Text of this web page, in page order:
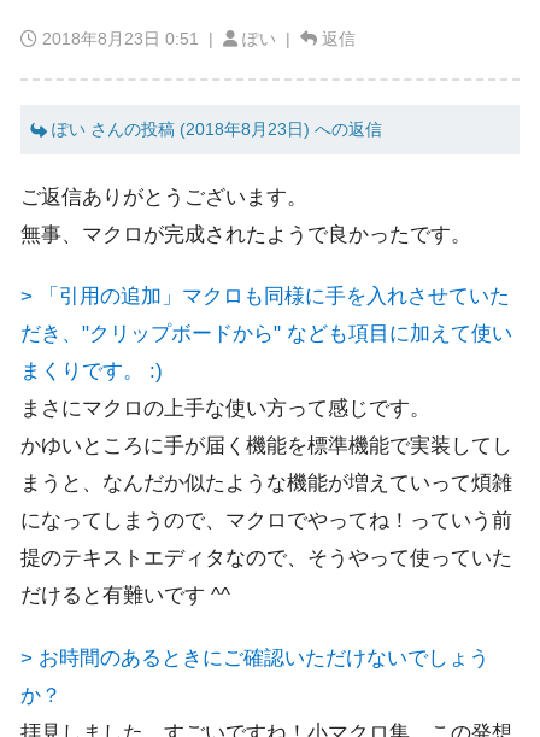
2018年8月23日 0:51 | ぽい | 返信
ぽい さんの投稿 (2018年8月23日) への返信
ご返信ありがとうございます。
無事、マクロが完成されたようで良かったです。
> 「引用の追加」マクロも同様に手を入れさせていた
だき、"クリップボードから" なども項目に加えて使い
まくりです。 :)
まさにマクロの上手な使い方って感じです。
かゆいところに手が届く機能を標準機能で実装してし
まうと、なんだか似たような機能が増えていって煩雑
になってしまうので、マクロでやってね！っていう前
提のテキストエディタなので、そうやって使っていた
だけると有難いです ^^
> お時間のあるときにご確認いただけないでしょう
か？